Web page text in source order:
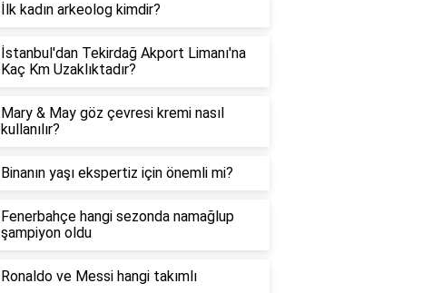
İlk kadın arkeolog kimdir?
İstanbul'dan Tekirdağ Akport Limanı'na
Kaç Km Uzaklıktadır?
Mary & May göz çevresi kremi nasıl
kullanılır?
Binanın yaşı ekspertiz için önemli mi?
Fenerbahçe hangi sezonda namağlup
şampiyon oldu
Ronaldo ve Messi hangi takımlı